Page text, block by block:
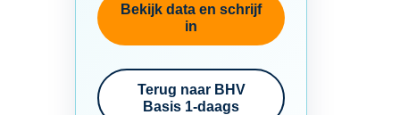
Bekijk data en schrijf
in
Terug naar BHV
Basis 1-daags